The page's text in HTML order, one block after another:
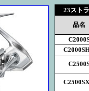
23スト
品名